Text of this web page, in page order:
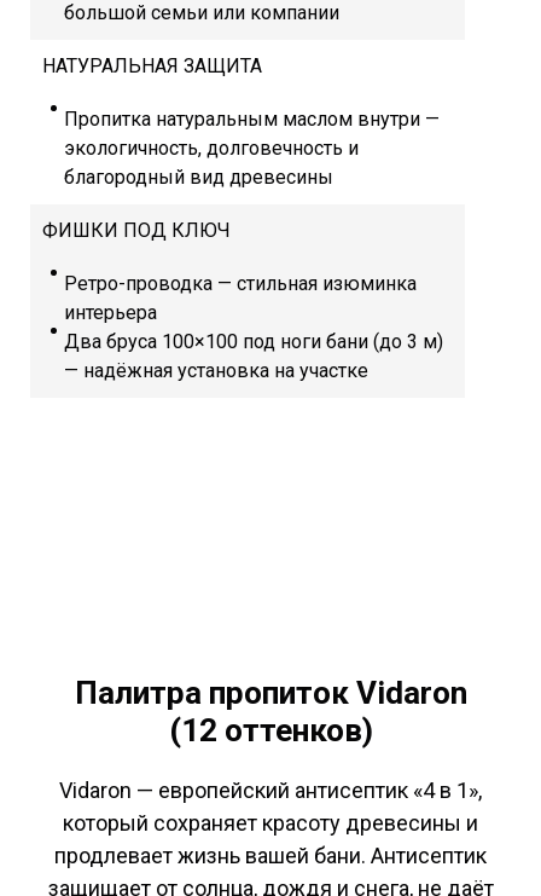
большой семьи или компании
НАТУРАЛЬНАЯ ЗАЩИТА
Пропитка натуральным маслом внутри —
экологичность, долговечность и
благородный вид древесины
ФИШКИ ПОД КЛЮЧ
Ретро-проводка — стильная изюминка
интерьера
Два бруса 100×100 под ноги бани (до 3 м)
— надёжная установка на участке
Палитра пропиток Vidaron
(12 оттенков)
Vidaron — европейский антисептик «4 в 1»,
который сохраняет красоту древесины и
продлевает жизнь вашей бани. Антисептик
защищает от солнца, дождя и снега, не даёт